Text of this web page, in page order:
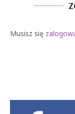
Musisz się